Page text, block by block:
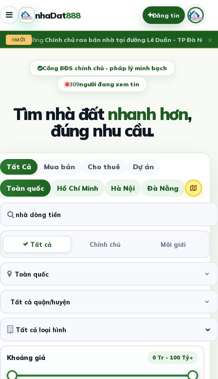
nhaDat888 Đăng tin
MỚI
Vừa đăng:Chính chủ rao bán nhà tại đường Lê Duẩn - TP Đà Nẵng;×
Cổng BĐS chính chủ - pháp lý minh bạch
305người đang xem tin
Tìm nhà đấtnhanh hơn,
đúng nhu cầu.
Tất Cả Mua bán Cho thuê Dự án
Toàn quốc Hồ Chí Minh Hà Nội Đà Nẵng
Tất cả Chính chủ Môi giới
Toàn quốc
Tất cả quận/huyện
Khoảng giá 0 Tr - 100 Tỷ+